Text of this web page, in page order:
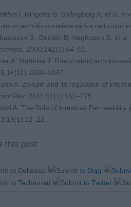
I, Ringertz B, Spångberg A, et al.
on arthritis correlate with a reduction
G, Gerdén B, Hagforsen E, et
. 2000;142(1):44–51.
A, Matthias T. Rheumatoid
A. Zonulin and its regulation of
Rev. 2011;91(1):151–175.
A. The Role of Intestinal Permeability
this post